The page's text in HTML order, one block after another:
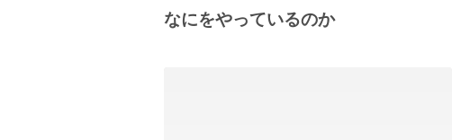
なにをやっているのか